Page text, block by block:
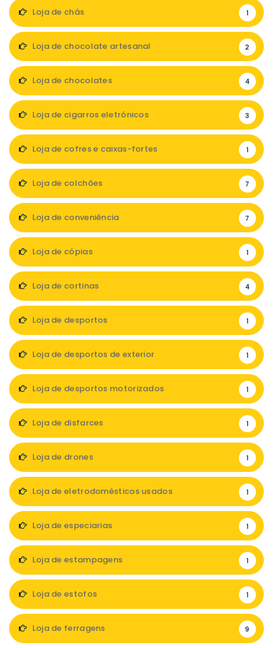
Loja de chás 1
Loja de chocolate artesanal 2
Loja de chocolates 4
Loja de cigarros eletrónicos 3
Loja de cofres e caixas-fortes 1
Loja de colchões 7
Loja de conveniência 7
Loja de cópias 1
Loja de cortinas 4
Loja de desportos 1
Loja de desportos de exterior 1
Loja de desportos motorizados 1
Loja de disfarces 1
Loja de drones 1
Loja de eletrodomésticos usados 1
Loja de especiarias 1
Loja de estampagens 1
Loja de estofos 1
Loja de ferragens 9